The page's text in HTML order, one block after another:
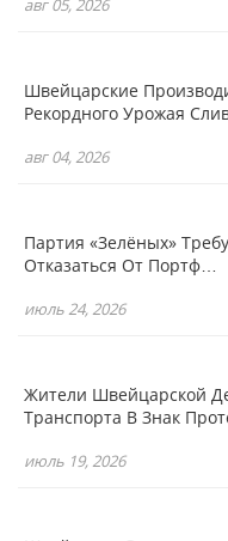
авг 05, 2026
Швейцарские
Рекордного Урожая
авг 04, 2026
Партия «зелёных»
Отказаться От Портф…
июль 24, 2026
Жители Швейцарской
Транспорта В Знак
июль 19, 2026